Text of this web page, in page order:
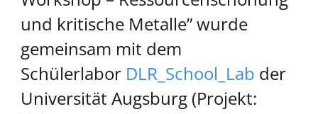
und kritische Metalle” wurde
gemeinsam mit dem
Schülerlabor DLR_School_Lab der
Universität Augsburg (Projekt: